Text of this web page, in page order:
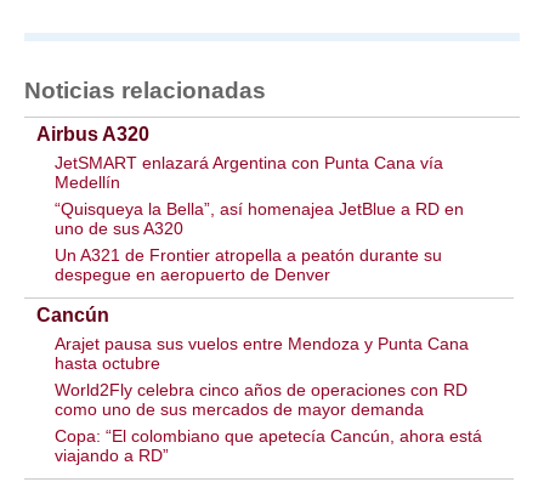
Noticias relacionadas
Airbus A320
JetSMART enlazará Argentina con Punta Cana vía
Medellín
“Quisqueya la Bella”, así homenajea JetBlue a RD en
uno de sus A320
Un A321 de Frontier atropella a peatón durante su
despegue en aeropuerto de Denver
Cancún
Arajet pausa sus vuelos entre Mendoza y Punta Cana
hasta octubre
World2Fly celebra cinco años de operaciones con RD
como uno de sus mercados de mayor demanda
Copa: “El colombiano que apetecía Cancún, ahora está
viajando a RD”